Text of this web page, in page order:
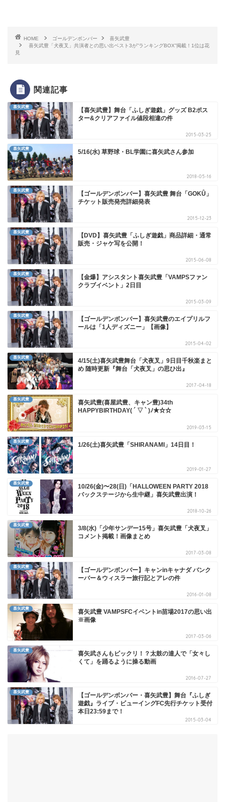
HOME ゴールデンボンバー
喜矢武豊
喜矢武豊「犬夜叉」共演者との思い出ベスト3が”ランキングBOX”掲載！1位は花
見
関連記事
喜矢武豊
【喜矢武豊】舞台「ふしぎ遊戯」グッズ B2ポス
ター&クリアファイル値段相違の件
2015-03-25
喜矢武豊 5/16(水) 草野球・BL学園に喜矢武さん参加
2018-05-16
喜矢武豊
【ゴールデンボンバー】喜矢武豊 舞台「GOKÛ」
チケット販売発売詳細発表
2015-12-23
喜矢武豊
【DVD】喜矢武豊「ふしぎ遊戯」商品詳細・通常
販売・ジャケ写を公開！
2015-06-08
喜矢武豊
【金爆】アシスタント喜矢武豊「VAMPSファン
クラブイベント」2日目
2015-03-09
喜矢武豊
【ゴールデンボンバー】喜矢武豊のエイプリルフ
ールは「1人ディズニー」【画像】
2015-04-02
喜矢武豊
4/15(土)喜矢武豊舞台「犬夜叉」9日目千秋楽まと
め 随時更新『舞台「犬夜叉」の思ひ出』
2017-04-18
喜矢武豊
喜矢武豊(喜屋武豊、キャン豊)34th
HAPPYBIRTHDAY( ´ ▽ ` )ﾉ★☆☆
2019-03-15
喜矢武豊 1/26(土)喜矢武豊「SHIRANAMI」14日目！
2019-01-27
喜矢武豊
10/26(金)〜28(日)「HALLOWEEN PARTY 2018
バックステージから生中継」喜矢武豊出演！
2018-10-26
喜矢武豊
3/8(水)「少年サンデー15号」喜矢武豊「犬夜叉」
コメント掲載！画像まとめ
2017-03-08
喜矢武豊
【ゴールデンボンバー】キャンinキャナダ バンク
ーバー＆ウィスラー旅行記とアレの件
2016-01-08
喜矢武豊
喜矢武豊 VAMPSFCイベントin苗場2017の思い出
※画像
2017-03-06
喜矢武豊
喜矢武さんもビックリ！？太鼓の達人で「女々し
くて」を踊るように操る動画
2016-07-27
喜矢武豊
【ゴールデンボンバー・喜矢武豊】舞台『ふしぎ
遊戯』ライブ・ビューイングFC先行チケット受付
本日23:59まで！
2015-03-04